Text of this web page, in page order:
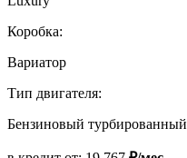
Коробка:
Вариатор
Тип двигателя:
Бензиновый турбированный